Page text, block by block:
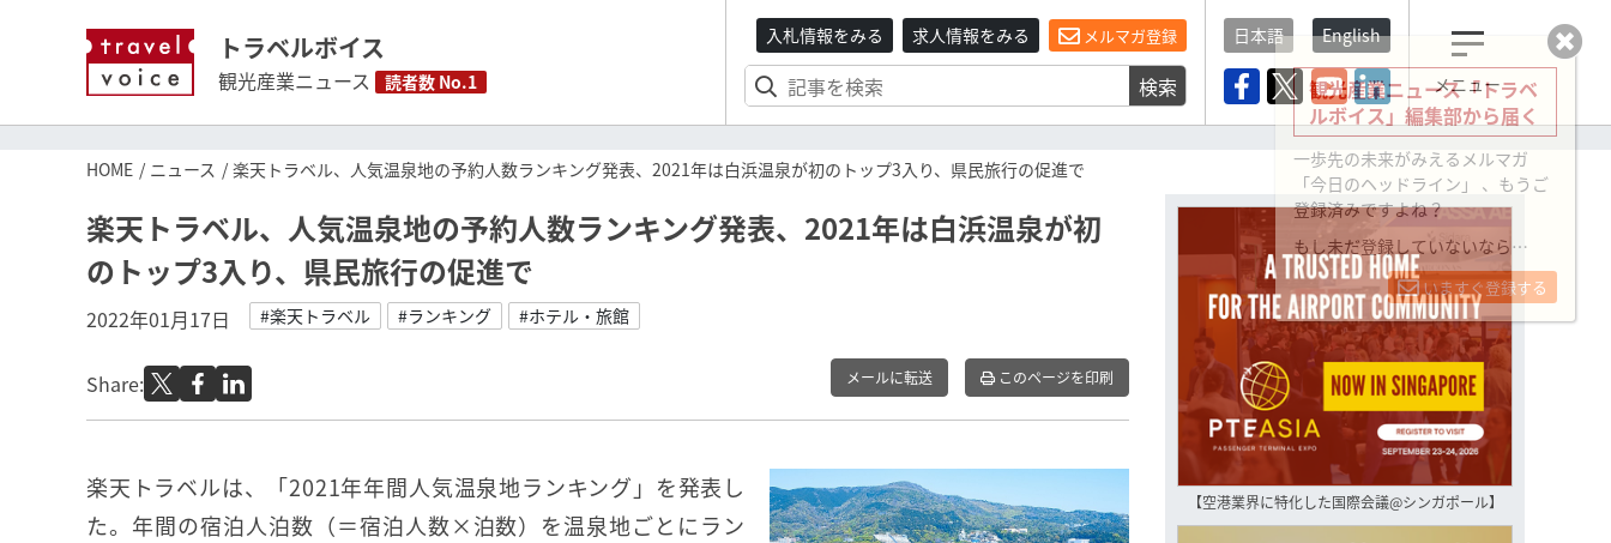
トラベルボイス
観光産業ニュース 読者数 No.1
入札情報をみる 求人情報をみる メルマガ登録
検索
日本語 English
メニュー
HOME ニュース 楽天トラベル、人気温泉地の予約人数ランキング発表、2021年は白浜温泉が初のトップ3入り、県民旅行の促進で
楽天トラベル、人気温泉地の予約人数ランキング発表、2021年は白浜温泉が初
のトップ3入り、県民旅行の促進で
2022年01月17日 #楽天トラベル #ランキング #ホテル・旅館
Share: メールに転送 このページを印刷
楽天トラベルは、「2021年年間人気温泉地ランキング」を発表し
た。年間の宿泊人泊数（＝宿泊人数×泊数）を温泉地ごとにラン
【空港業界に特化した国際会議@シンガポール】
観光産業ニュース「トラベ
ルボイス」編集部から届く
一歩先の未来がみえるメルマガ
「今日のヘッドライン」 、もうご
登録済みですよね？
もし未だ登録していないなら…
いますぐ登録する